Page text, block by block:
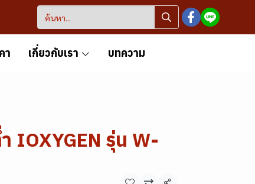
า เกี่ยวกับเรา บทความ
IOXYGEN รุ่น W-